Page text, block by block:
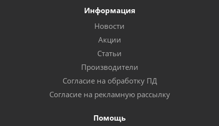
Информация
Новости
Акции
Статьи
Производители
Согласие на обработку ПД
Согласие на рекламную рассылку
Помощь